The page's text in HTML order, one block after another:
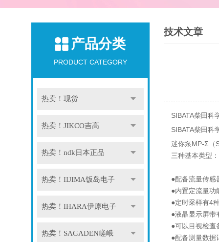
产品分类
PRODUCT CATEGORY
热卖！现货
热卖！JIKCO吉高
热卖！ndk日本正品
热卖！IIJIMA饭岛电子
热卖！IHARA伊原电子
热卖！SAGADEN嵯峨
技术文章
SIBATA柴田科
SIBATA柴田科
迷你泵MP-Σ（
三种基本类型
●配备流量传感
●内置定流量功
●定时采样有4
●液晶显示屏带
●可以目视检查
●配备测量数据